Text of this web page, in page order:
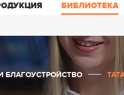
БИБЛИОТЕКА
БЛАГОУСТРОЙСТВО